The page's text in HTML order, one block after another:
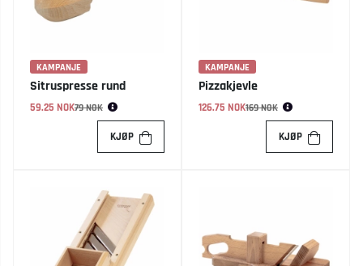
KAMPANJE
Sitruspresse rund
59.25 NOK
Vanlig pris:79 NOK
KJØP
KAMPANJE
Pizzakjevle
126.75 NOK
Vanlig pris:169 NOK
KJØP